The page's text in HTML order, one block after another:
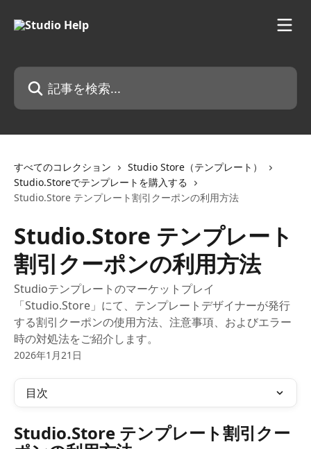
記事を検索...
すべてのコレクション
Studio Store（テンプレート）
Studio.Storeでテンプレートを購入する
Studio.Store テンプレート割引クーポンの利用方法
Studio.Store テンプレート
割引クーポンの利用方法
Studioテンプレートのマーケットプレイ
「Studio.Store」にて、テンプレートデザイナーが発行
する割引クーポンの使用方法、注意事項、およびエラー
時の対処法をご紹介します。
2026年1月21日
目次
Studio.Store テンプレート割引クー